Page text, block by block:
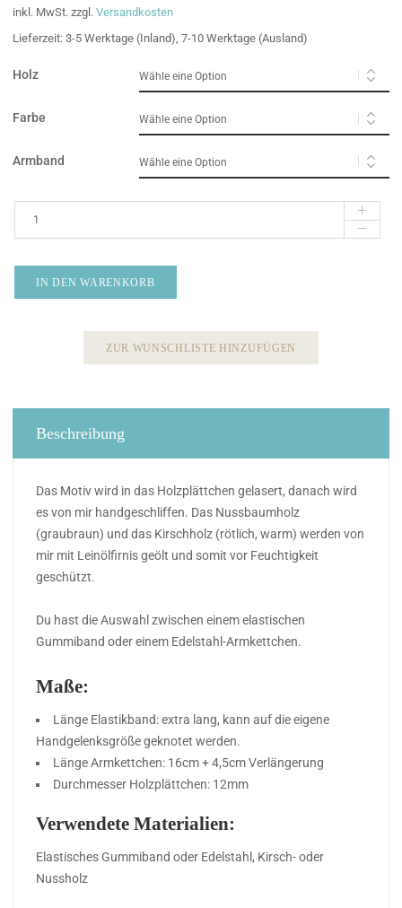
inkl. MwSt. zzgl. Versandkosten
Lieferzeit: 3-5 Werktage (Inland), 7-10 Werktage (Ausland)
Holz
Farbe
Armband
IN DEN WARENKORB
ZUR WUNSCHLISTE HINZUFÜGEN
Beschreibung
Das Motiv wird in das Holzplättchen gelasert, danach wird
es von mir handgeschliffen. Das Nussbaumholz
(graubraun) und das Kirschholz (rötlich, warm) werden von
mir mit Leinölfirnis geölt und somit vor Feuchtigkeit
geschützt.
Du hast die Auswahl zwischen einem elastischen
Gummiband oder einem Edelstahl-Armkettchen.
Maße:
Länge Elastikband: extra lang, kann auf die eigene
Handgelenksgröße geknotet werden.
Länge Armkettchen: 16cm + 4,5cm Verlängerung
Durchmesser Holzplättchen: 12mm
Verwendete Materialien:
Elastisches Gummiband oder Edelstahl, Kirsch- oder
Nussholz